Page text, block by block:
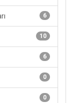
6
10
6
0
0